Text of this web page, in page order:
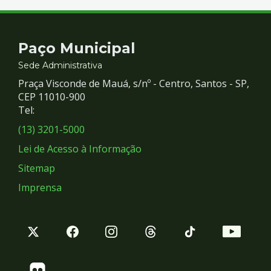
Contato
e
Redes
Sociais
Paço Municipal
Sede Administrativa
Praça Visconde de Mauá, s/nº - Centro, Santos - SP,
CEP 11010-900
Tel:
(13) 3201-5000
Lei de Acesso à Informação
Sitemap
Imprensa